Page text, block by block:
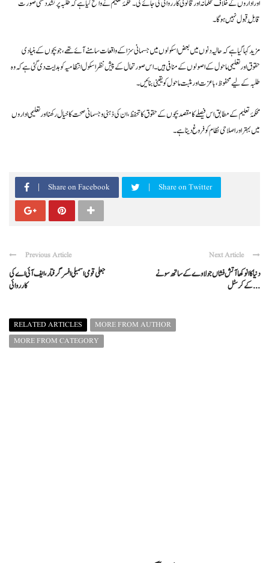
اور اداروں کے خلاف محکمانہ اور قانونی کارروائی کی جائے گی۔ محکمۂ تعلیم نے واضح کیا ہے کہ طلبہ پر تشدد کسی صورت
قابلِ قبول نہیں ہوگا۔
مزید کہا گیا ہے کہ حالیہ دنوں میں بعض اسکولوں میں جسمانی سزا کے واقعات سامنے آئے تھے، جو بچوں کے بنیادی
حقوق اور تعلیمی ماحول کے اصولوں کے منافی ہیں۔ اس صورتحال کے پیش نظر اسکول انتظامیہ کو ہدایت دی گئی ہے کہ وہ
طلبہ کے لیے محفوظ، باعزت اور مثبت ماحول کو یقینی بنائیں۔
محکمۂ تعلیم کے مطابق اس فیصلے کا مقصد بچوں کے حقوق کا تحفظ، ان کی ذہنی و جسمانی صحت کا خیال رکھنا اور تعلیمی اداروں
میں بہتر اور اصلاحی نظام کو فروغ دینا ہے۔
Share on Facebook Share on Twitter
Previous Article
جعلی قومی اسمبلی افسر گرفتار، ایف آئی اے کی
کارروائی
Next Article
دنیا کا انوکھا آتش فشاں جو لاوے کے ساتھ سونے
کے کرسٹل ...
RELATED ARTICLES
MORE FROM AUTHOR
MORE FROM CATEGORY